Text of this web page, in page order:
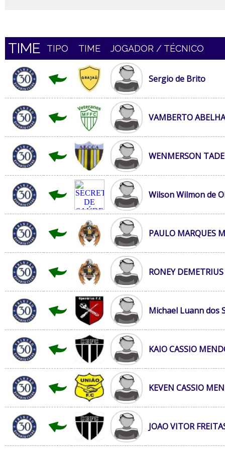
TIME TIPO TIME JOGADOR / TÉCNICO
Sergio de Brito
VAMBERTO
WENMERSON
Wilson Wilmon de
PAULO MARQUES
RONEY DEMETRIUS
Michael Luann dos
KAIO CASSIO
KEVEN CASSIO
JOAO VITOR